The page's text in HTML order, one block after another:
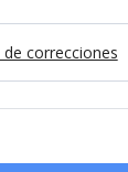
correcciones